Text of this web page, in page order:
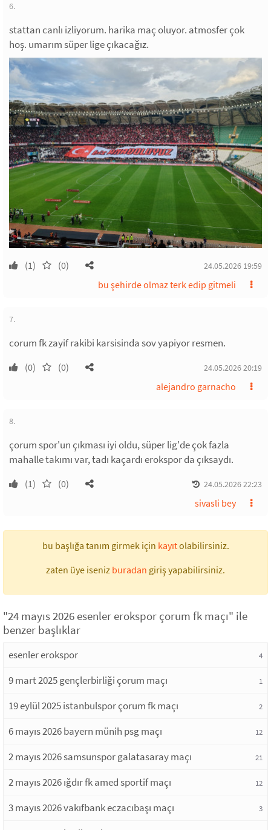
6.
stattan canlı izliyorum. harika maç oluyor. atmosfer çok
hoş. umarım süper lige çıkacağız.
(1) (0) 24.05.2026 19:59
bu şehirde olmaz terk edip gitmeli
7.
corum fk zayif rakibi karsisinda sov yapiyor resmen.
(0) (0) 24.05.2026 20:19
alejandro garnacho
8.
çorum spor'un çıkması iyi oldu, süper lig'de çok fazla
mahalle takımı var, tadı kaçardı erokspor da çıksaydı.
(1) (0) 24.05.2026 22:23
sivasli bey
bu başlığa tanım girmek için kayıtolabilirsiniz.
zaten üye iseniz buradan giriş yapabilirsiniz.
"24 mayıs 2026 esenler erokspor çorum fk maçı" ile
benzer başlıklar
esenler erokspor 4
9 mart 2025 gençlerbirliği çorum maçı 1
19 eylül 2025 istanbulspor çorum fk maçı 2
6 mayıs 2026 bayern münih psg maçı 12
2 mayıs 2026 samsunspor galatasaray maçı 21
2 mayıs 2026 ığdır fk amed sportif maçı 12
3 mayıs 2026 vakıfbank eczacıbaşı maçı 3